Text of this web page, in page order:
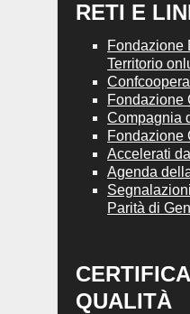
RETI E
Fondazione
Territorio
Fondazione
Compagnia
Fondazione
Accelerati
Agenda
Parità di
QUALITÀ